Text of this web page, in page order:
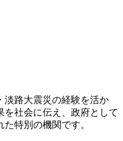
淡路大震災の経験を活か
を社会に伝え、政府として
特別の機関です。